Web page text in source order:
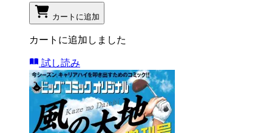
カートに追加
カートに追加しました
試し読み